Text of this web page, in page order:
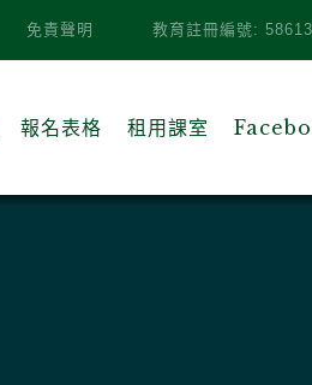
免責聲明 教育註冊編號:
報名表格 租用課室